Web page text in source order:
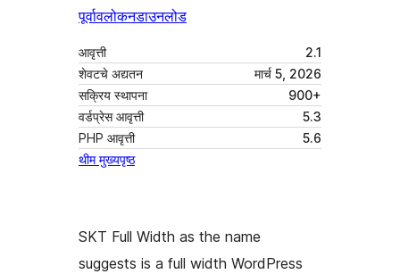
पूर्वावलोकनडाउनलोड
आवृत्ती
2.1
शेवटचे अद्यतन
मार्च 5, 2026
सक्रिय स्थापना
900+
वर्डप्रेस आवृत्ती
5.3
PHP आवृत्ती
5.6
थीम मुख्यपृष्ठ
SKT Full Width as the name
suggests is a full width WordPress